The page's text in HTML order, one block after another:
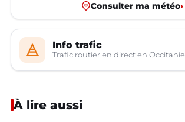
Consulter ma météo›
Info trafic
Trafic routier en direct en Occitanie
À lire aussi